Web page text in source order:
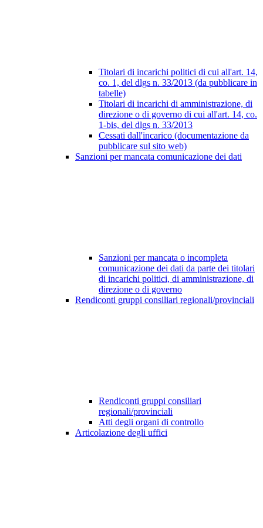
Titolari di incarichi politici di cui all'art. 14,
co. 1, del dlgs n. 33/2013 (da pubblicare in
tabelle)
Titolari di incarichi di amministrazione, di
direzione o di governo di cui all'art. 14, co.
1-bis, del dlgs n. 33/2013
Cessati dall'incarico (documentazione da
pubblicare sul sito web)
Sanzioni per mancata comunicazione dei dati
Sanzioni per mancata o incompleta
comunicazione dei dati da parte dei titolari
di incarichi politici, di amministrazione, di
direzione o di governo
Rendiconti gruppi consiliari regionali/provinciali
Rendiconti gruppi consiliari
regionali/provinciali
Atti degli organi di controllo
Articolazione degli uffici